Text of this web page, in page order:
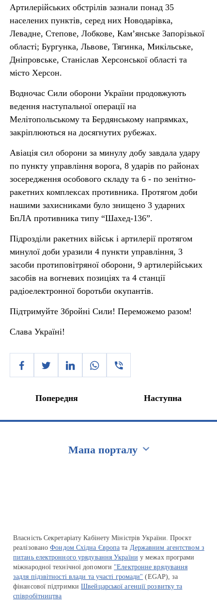
Артилерійських обстрілів зазнали понад 35
населених пунктів, серед них Новодарівка,
Левадне, Степове, Лобкове, Кам’янське Запорізької
області; Бургунка, Львове, Тягинка, Микільське,
Дніпровське, Станіслав Херсонської області та
місто Херсон.
Водночас Сили оборони України продовжують
ведення наступальної операції на
Мелітопольському та Бердянському напрямках,
закріплюються на досягнутих рубежах.
Авіація сил оборони за минулу добу завдала удару
по пункту управління ворога, 8 ударів по районах
зосередження особового складу та 6 - по зенітно-
ракетних комплексах противника. Протягом доби
нашими захисниками було знищено 3 ударних
БпЛА противника типу “Шахед-136”.
Підрозділи ракетних військ і артилерії протягом
минулої доби уразили 4 пункти управління, 3
засоби протиповітряної оборони, 9 артилерійських
засобів на вогневих позиціях та 4 станції
радіоелектронної боротьби окупантів.
Підтримуйте Збройні Сили! Переможемо разом!
Слава Україні!
Попередня Наступна
Мапа порталу
Власність Секретаріату Кабінету Міністрів України. Проєкт
реалізованоФондом Східна Європа та Державним агентством з
питань електронного урядування України у межах програми
міжнародної технічної допомоги "Електронне врядування
задля підзвітності влади та участі громади" (EGAP), за
фінансової підтримкиШвейцарської агенції розвитку та
співробітництва